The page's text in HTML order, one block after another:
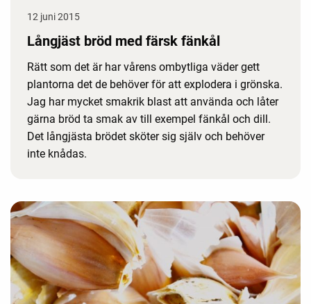
12 juni 2015
Långjäst bröd med färsk fänkål
Rätt som det är har vårens ombytliga väder gett
plantorna det de behöver för att explodera i grönska.
Jag har mycket smakrik blast att använda och låter
gärna bröd ta smak av till exempel fänkål och dill.
Det långjästa brödet sköter sig själv och behöver
inte knådas.